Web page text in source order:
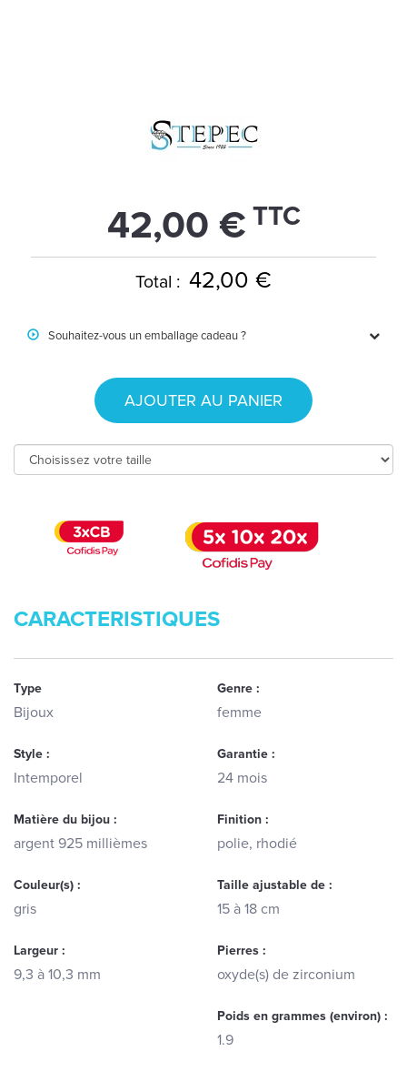
42,00 € TTC
Total : 42,00 €
Souhaitez-vous un emballage cadeau ?
AJOUTER AU PANIER
CARACTERISTIQUES
Type
Bijoux
Genre :
femme
Style :
Intemporel
Garantie :
24 mois
Matière du bijou :
argent 925 millièmes
Finition :
polie, rhodié
Couleur(s) :
gris
Taille ajustable de :
15 à 18 cm
Largeur :
9,3 à 10,3 mm
Pierres :
oxyde(s) de zirconium
Poids en grammes (environ) :
1.9